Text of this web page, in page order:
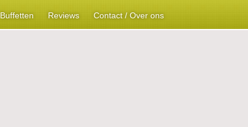
Buffetten Reviews Contact / Over ons